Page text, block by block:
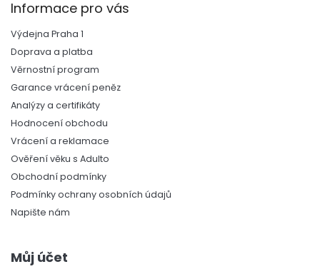
Informace pro vás
Výdejna Praha 1
Doprava a platba
Věrnostní program
Garance vrácení peněz
Analýzy a certifikáty
Hodnocení obchodu
Vrácení a reklamace
Ověření věku s Adulto
Obchodní podmínky
Podmínky ochrany osobních údajů
Napište nám
Můj účet